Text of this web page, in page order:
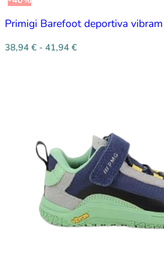
Primigi Barefoot deportiva
38,94 € - 41,94 €